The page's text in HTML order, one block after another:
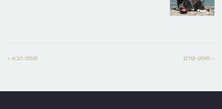
« פוסט קודם פוסט הבא »